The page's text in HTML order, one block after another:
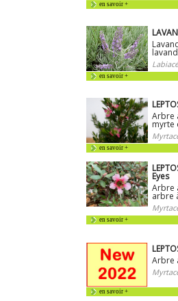
en savoir +
en savoir +
Arbre
myrte
en savoir +
Eyes
Arbre
arbre
en savoir +
Arbre
en savoir +